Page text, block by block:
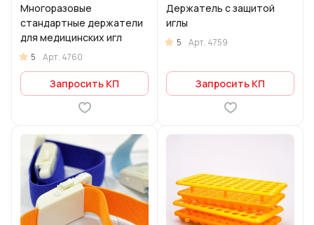
Многоразовые
стандартные держатели
для медицинских игл
5 Арт. 4760
Запросить КП
Держатель с защитой
иглы
5 Арт. 4759
Запросить КП